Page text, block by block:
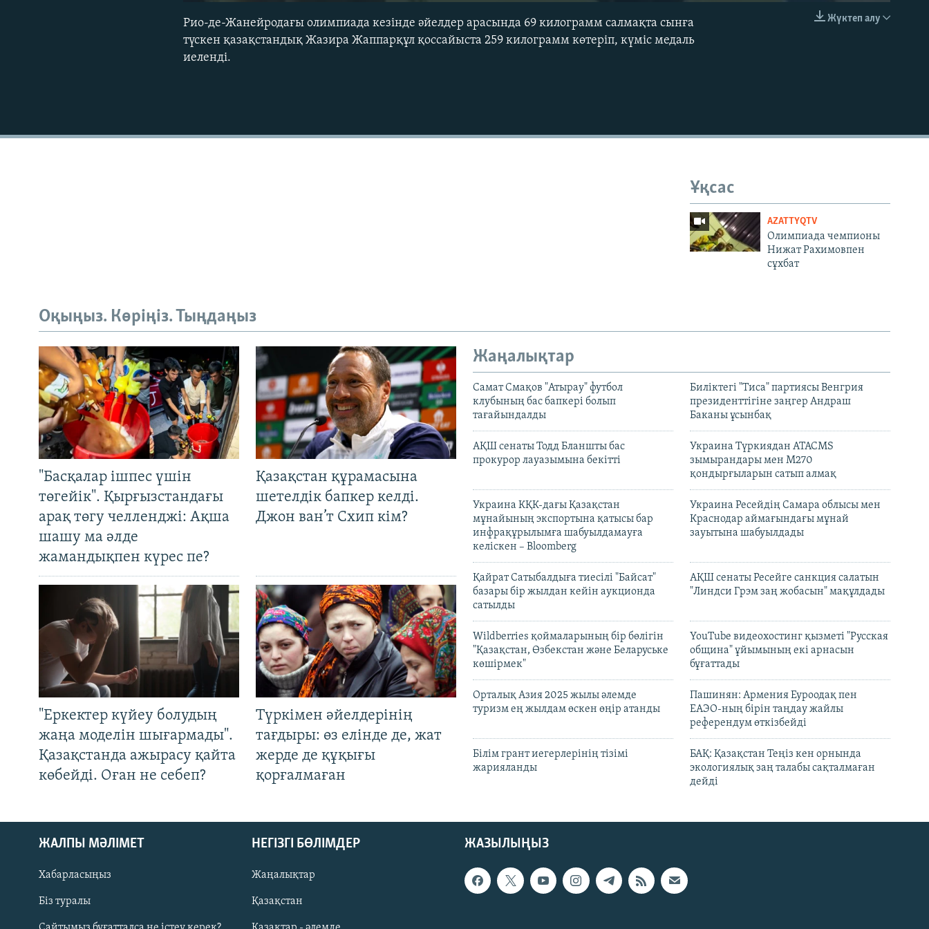
ЖАЗЫЛЫҢЫЗ
EMBED
Жүктеп алу
Рио-де-Жанейродағы олимпиада кезінде әйелдер арасында 69 килограмм салмақта сынға
түскен қазақстандық Жазира Жаппарқұл қоссайыста 259 килограмм көтеріп, күміс медаль
иеленді.
Ұқсас
AZATTYQTV
Олимпиада чемпионы
Нижат Раxимовпен
сұxбат
Оқыңыз. Көріңіз. Тыңдаңыз
"Басқалар ішпес үшін
төгейік". Қырғызстандағы
арақ төгу челленджі: Ақша
шашу ма әлде
жамандықпен күрес пе?
Қазақстан құрамасына
шетелдік бапкер келді.
Джон ван’т Схип кім?
"Еркектер күйеу болудың
жаңа моделін шығармады".
Қазақстанда ажырасу қайта
көбейді. Оған не себеп?
Түркімен әйелдерінің
тағдыры: өз елінде де, жат
жерде де құқығы
қорғалмаған
Жаңалықтар
Самат Смақов "Атырау" футбол
клубының бас бапкері болып
тағайындалды
Биліктегі "Тиса" партиясы Венгрия
президенттігіне заңгер Андраш
Баканы ұсынбақ
АҚШ сенаты Тодд Бланшты бас
прокурор лауазымына бекітті
Украина Түркиядан ATACMS
зымырандары мен M270
қондырғыларын сатып алмақ
Украина КҚК-дағы Қазақстан
мұнайының экспортына қатысы бар
инфрақұрылымға шабуылдамауға
келіскен – Bloomberg
Украина Ресейдің Самара облысы мен
Краснодар аймағындағы мұнай
зауытына шабуылдады
Қайрат Сатыбалдыға тиесілі "Байсат"
базары бір жылдан кейін аукционда
сатылды
АҚШ сенаты Ресейге санкция салатын
"Линдси Грэм заң жобасын" мақұлдады
Wildberries қоймаларының бір бөлігін
"Қазақстан, Өзбекстан және Беларуське
көшірмек"
YouTube видеохостинг қызметі "Русская
община" ұйымының екі арнасын
бұғаттады
Орталық Азия 2025 жылы әлемде
туризм ең жылдам өскен өңір атанды
Пашинян: Армения Еуроодақ пен
ЕАЭО-ның бірін таңдау жайлы
референдум өткізбейді
Білім грант иегерлерінің тізімі
жарияланды
БАҚ: Қазақстан Теңіз кен орнында
экологиялық заң талабы сақталмаған
дейді
ЖАЗЫЛЫҢЫЗ
ЖАЛПЫ МӘЛІМЕТ
Хабарласыңыз
Біз туралы
НЕГІЗГІ БӨЛІМДЕР
Жаңалықтар
Қазақстан